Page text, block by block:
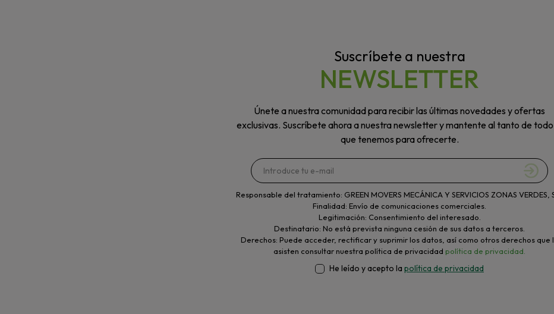
Suscríbete a nuestra
NEWSLETTER
Únete a nuestra comunidad para recibir las últimas novedades y ofertas
exclusivas. Suscríbete ahora a nuestra newsletter y mantente al tanto de
que tenemos para ofrecerte.
Responsable del tratamiento: GREEN MOVERS MECÁNICA Y SERVICIOS ZONAS VERDES,
Finalidad: Envío de comunicaciones comerciales.
Legitimación: Consentimiento del interesado.
Destinatario: No está prevista ninguna cesión de sus datos a terceros.
Derechos: Puede acceder, rectificar y suprimir los datos, así como otros derechos que
asisten consultar nuestra política de privacidad política de privacidad.
He leído y acepto la política de privacidad